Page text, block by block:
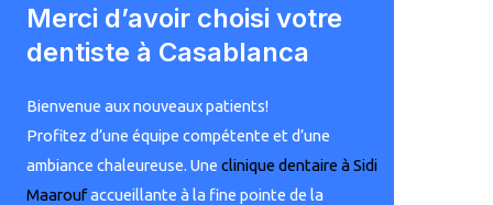
Merci d’avoir choisi votre
dentiste à Casablanca
Bienvenue aux nouveaux patients!
Profitez d’une équipe compétente et d’une
ambiance chaleureuse. Une clinique dentaire à Sidi
Maaroufaccueillante à la fine pointe de la